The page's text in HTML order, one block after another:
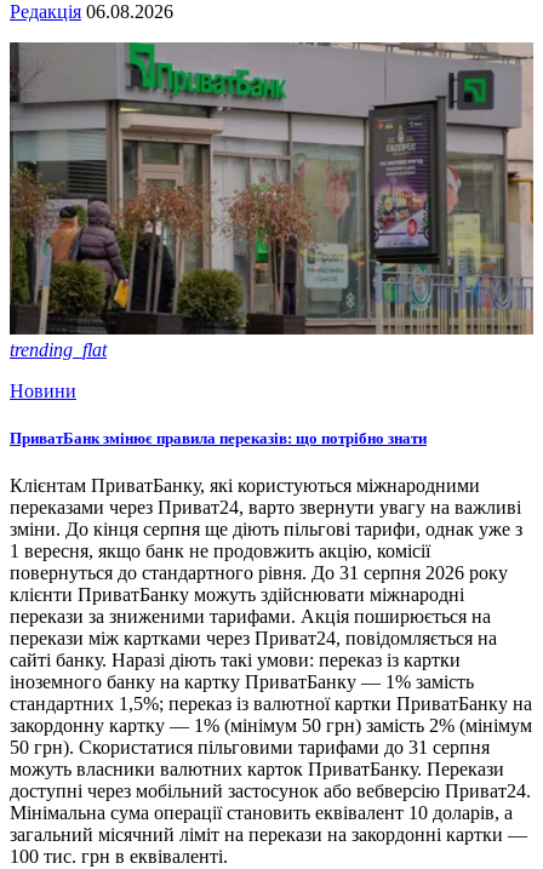
Редакція 06.08.2026
trending_flat
Новини
ПриватБанк змінює правила переказів: що потрібно знати
Клієнтам ПриватБанку, які користуються міжнародними
переказами через Приват24, варто звернути увагу на важливі
зміни. До кінця серпня ще діють пільгові тарифи, однак уже з
1 вересня, якщо банк не продовжить акцію, комісії
повернуться до стандартного рівня. До 31 серпня 2026 року
клієнти ПриватБанку можуть здійснювати міжнародні
перекази за зниженими тарифами. Акція поширюється на
перекази між картками через Приват24, повідомляється на
сайті банку. Наразі діють такі умови: переказ із картки
іноземного банку на картку ПриватБанку — 1% замість
стандартних 1,5%; переказ із валютної картки ПриватБанку на
закордонну картку — 1% (мінімум 50 грн) замість 2% (мінімум
50 грн). Скористатися пільговими тарифами до 31 серпня
можуть власники валютних карток ПриватБанку. Перекази
доступні через мобільний застосунок або вебверсію Приват24.
Мінімальна сума операції становить еквівалент 10 доларів, а
загальний місячний ліміт на перекази на закордонні картки —
100 тис. грн в еквіваленті.